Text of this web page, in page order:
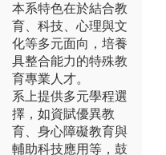
本系特色在於結合教
育、科技、心理與文
化等多元面向，培養
具整合能力的特殊教
育專業人才。
系上提供多元學程選
擇，如資賦優異教
育、身心障礙教育與
輔助科技應用等，鼓